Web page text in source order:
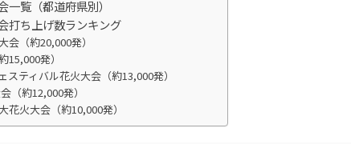
一覧（都道府県別）
打ち上げ数ランキング
会（約20,000発）
15,000発）
スティバル花火大会（約13,000発）
（約12,000発）
花火大会（約10,000発）